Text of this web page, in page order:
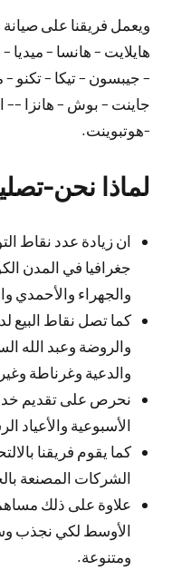
ويعمل فريقنا على
هايلايت – هانسا –
– جيبسون – تيكا – تكنو –
جاينت – بوش – هانزا ––
-هوتبوينت.
لماذا نحن-
ان زيادة عدد نقاط
جغرافيا في المدن
والجهراء والأحمدي
كما تصل نقاط البيع
والروضة وعبد الله
والدعية وغرناطة
الأسبوعية والأعياد
كما يقوم فريقنا
الشركات المصنعة
علاوة على ذلك
الأوسط لكي نجذب
ومتنوعة.